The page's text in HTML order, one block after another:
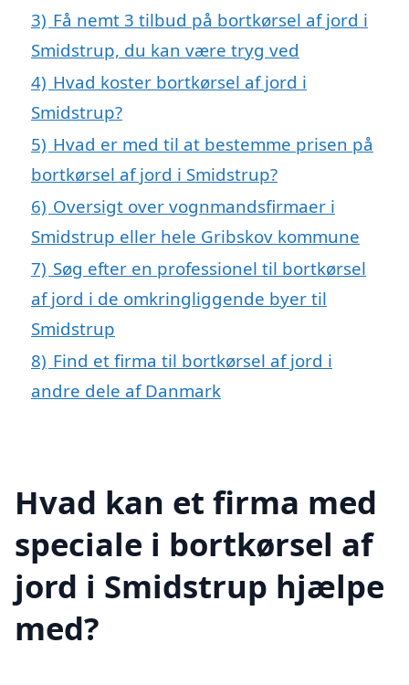
3) Få nemt 3 tilbud på bortkørsel af jord i
Smidstrup, du kan være tryg ved
4) Hvad koster bortkørsel af jord i
Smidstrup?
5) Hvad er med til at bestemme prisen på
bortkørsel af jord i Smidstrup?
6) Oversigt over vognmandsfirmaer i
Smidstrup eller hele Gribskov kommune
7) Søg efter en professionel til bortkørsel
af jord i de omkringliggende byer til
Smidstrup
8) Find et firma til bortkørsel af jord i
andre dele af Danmark
Hvad kan et firma med
speciale i bortkørsel af
jord i Smidstrup hjælpe
med?